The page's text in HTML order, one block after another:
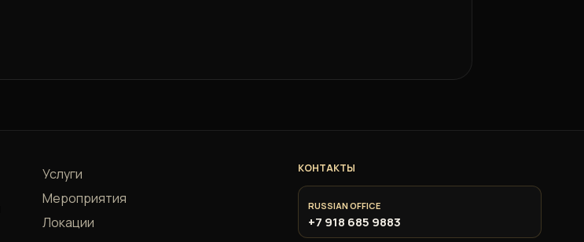
Услуги
Мероприятия
Локации
КОНТАКТЫ
RUSSIAN OFFICE
+7 918 685 9883